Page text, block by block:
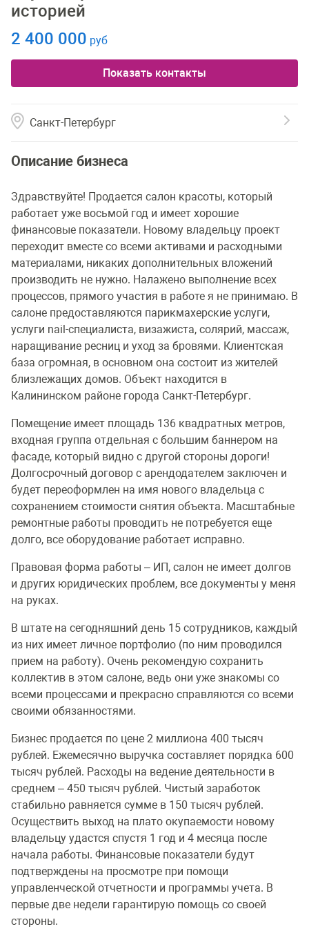
историей
2 400 000 руб
Показать контакты
Санкт-Петербург
Описание бизнеса
Здравствуйте! Продается салон красоты, который
работает уже восьмой год и имеет хорошие
финансовые показатели. Новому владельцу проект
переходит вместе со всеми активами и расходными
материалами, никаких дополнительных вложений
производить не нужно. Налажено выполнение всех
процессов, прямого участия в работе я не принимаю. В
салоне предоставляются парикмахерские услуги,
услуги nail-специалиста, визажиста, солярий, массаж,
наращивание ресниц и уход за бровями. Клиентская
база огромная, в основном она состоит из жителей
близлежащих домов. Объект находится в
Калининском районе города Санкт-Петербург.
Помещение имеет площадь 136 квадратных метров,
входная группа отдельная с большим баннером на
фасаде, который видно с другой стороны дороги!
Долгосрочный договор с арендодателем заключен и
будет переоформлен на имя нового владельца с
сохранением стоимости снятия объекта. Масштабные
ремонтные работы проводить не потребуется еще
долго, все оборудование работает исправно.
Правовая форма работы – ИП, салон не имеет долгов
и других юридических проблем, все документы у меня
на руках.
В штате на сегодняшний день 15 сотрудников, каждый
из них имеет личное портфолио (по ним проводился
прием на работу). Очень рекомендую сохранить
коллектив в этом салоне, ведь они уже знакомы со
всеми процессами и прекрасно справляются со всеми
своими обязанностями.
Бизнес продается по цене 2 миллиона 400 тысяч
рублей. Ежемесячно выручка составляет порядка 600
тысяч рублей. Расходы на ведение деятельности в
среднем – 450 тысяч рублей. Чистый заработок
стабильно равняется сумме в 150 тысяч рублей.
Осуществить выход на плато окупаемости новому
владельцу удастся спустя 1 год и 4 месяца после
начала работы. Финансовые показатели будут
подтверждены на просмотре при помощи
управленческой отчетности и программы учета. В
первые две недели гарантирую помощь со своей
стороны.